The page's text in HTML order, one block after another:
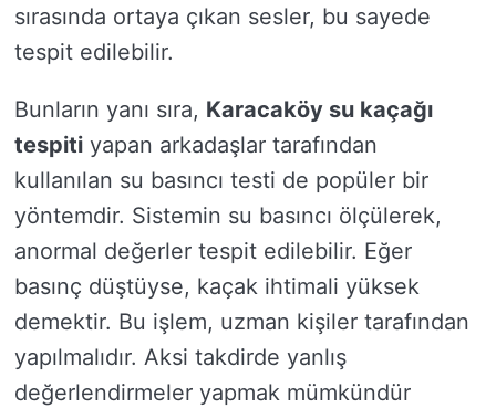
sırasında ortaya çıkan sesler, bu sayede
tespit edilebilir.
Bunların yanı sıra, Karacaköy su kaçağı
tespiti yapan arkadaşlar tarafından
kullanılan su basıncı testi de popüler bir
yöntemdir. Sistemin su basıncı ölçülerek,
anormal değerler tespit edilebilir. Eğer
basınç düştüyse, kaçak ihtimali yüksek
demektir. Bu işlem, uzman kişiler tarafından
yapılmalıdır. Aksi takdirde yanlış
değerlendirmeler yapmak mümkündür